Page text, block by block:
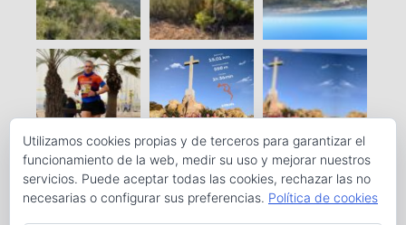
Utilizamos cookies propias y de terceros para garantizar el
funcionamiento de la web, medir su uso y mejorar nuestros
servicios. Puede aceptar todas las cookies, rechazar las no
necesarias o configurar sus preferencias. Política de cookies